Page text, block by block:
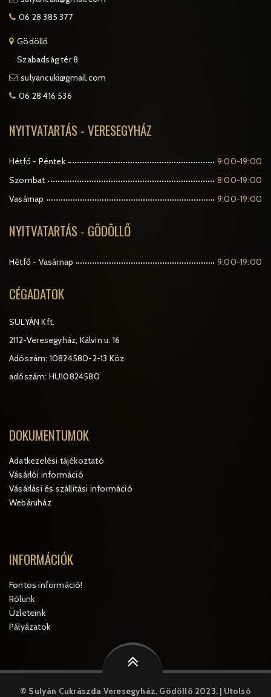
06 28 385 377
Gödöllő
Szabadság tér 8.
sulyancuki@gmail.com
06 28 416 536
NYITVATARTÁS - VERESEGYHÁZ
Hétfő - Péntek
9:00-19:00
Szombat
8:00-19:00
Vasárnap
9:00-19:00
NYITVATARTÁS - GÖDÖLLŐ
Hétfő - Vasárnap 9:00-19:00
CÉGADATOK
SULYÁN Kft.
2112-Veresegyház, Kálvin u. 16
Adószám: 10824580-2-13 Köz.
adószám: HU10824580
DOKUMENTUMOK
Adatkezelési tájékoztató
Vásárlói információ
Vásárlási és szállítási információ
Webáruház
INFORMÁCIÓK
Fontos információ!
Rólunk
Üzleteink
Pályázatok
© Sulyán Cukrászda Veresegyház, Gödöllõ 2023. | Utolsó